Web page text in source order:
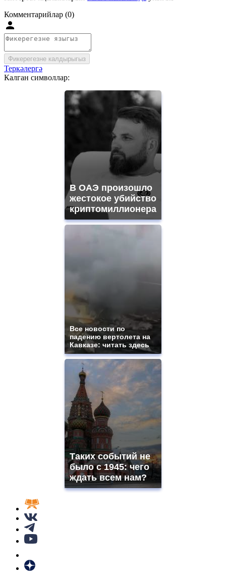
Комментарийлар (0)
Фикерегезне калдырыгыз
Теркәлергә
Калган символлар:
В ОАЭ произошло
жестокое убийство
криптомиллионера
Все новости по
падению вертолета на
Кавказе: читать здесь
Таких событий не
было с 1945: чего
ждать всем нам?